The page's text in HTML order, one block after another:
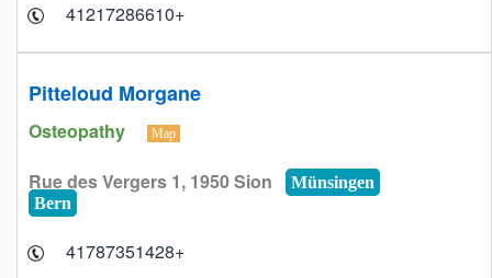
+41217286610
Pitteloud Morgane
Osteopathy Map
Rue des Vergers 1, 1950 Sion
Münsingen
Bern
+41787351428